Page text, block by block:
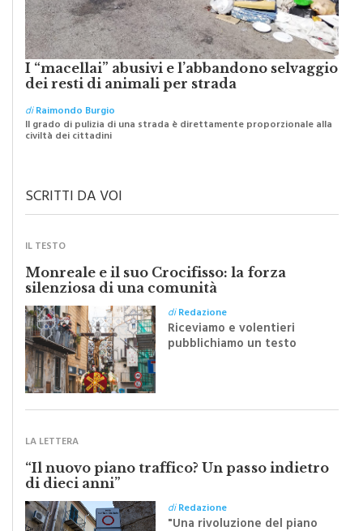
I “macellai” abusivi e l’abbandono selvaggio
dei resti di animali per strada
diRaimondo Burgio
SCRITTI DA VOI
IL TESTO
Monreale e il suo Crocifisso: la forza
silenziosa di una comunità
diRedazione
Riceviamo e volentieri
Sapienza all'indomani della
LA LETTERA
“Il nuovo piano traffico? Un passo indietro
di dieci anni”